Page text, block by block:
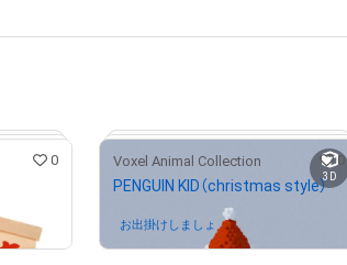
0
3D
Voxel Animal Collection 0
PENGUIN KID（christmas style）
お出掛けしましょ さんが保有中